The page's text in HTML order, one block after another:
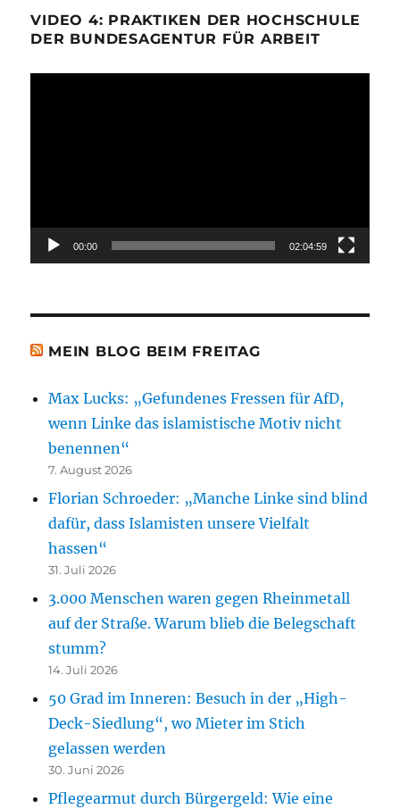
VIDEO 4: PRAKTIKEN DER HOCHSCHULE
DER BUNDESAGENTUR FÜR ARBEIT
00:00 02:04:59
MEIN BLOG BEIM FREITAG
Max Lucks: „Gefundenes Fressen für AfD,
wenn Linke das islamistische Motiv nicht
benennen“
7. August 2026
Florian Schroeder: „Manche Linke sind blind
dafür, dass Islamisten unsere Vielfalt
hassen“
31. Juli 2026
3.000 Menschen waren gegen Rheinmetall
auf der Straße. Warum blieb die Belegschaft
stumm?
14. Juli 2026
50 Grad im Inneren: Besuch in der „High-
Deck-Siedlung“, wo Mieter im Stich
gelassen werden
30. Juni 2026
Pflegearmut durch Bürgergeld: Wie eine